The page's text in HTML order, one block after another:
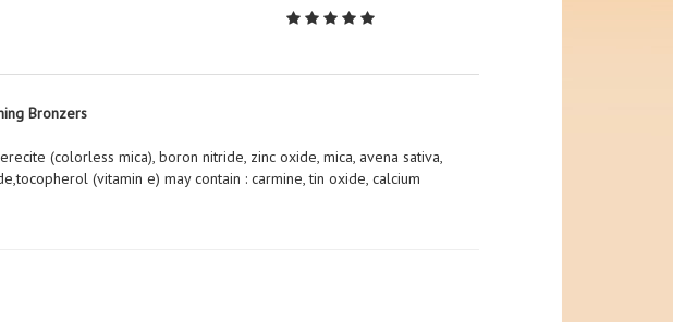
Bronzers
(colorless mica), boron nitride, zinc oxide, mica, avena sativa,
(vitamin e) may contain : carmine, tin oxide, calcium